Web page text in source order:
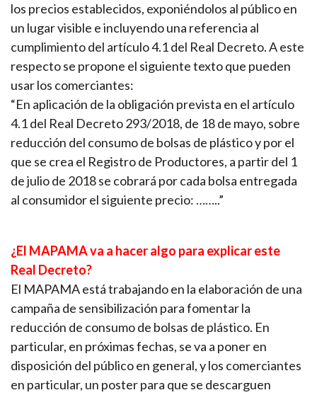
los precios establecidos, exponiéndolos al público en
un lugar visible e incluyendo una referencia al
cumplimiento del artículo 4.1 del Real Decreto. A este
respecto se propone el siguiente texto que pueden
usar los comerciantes:
“En aplicación de la obligación prevista en el artículo
4.1 del Real Decreto 293/2018, de 18 de mayo, sobre
reducción del consumo de bolsas de plástico y por el
que se crea el Registro de Productores, a partir del 1
de julio de 2018 se cobrará por cada bolsa entregada
al consumidor el siguiente precio: ……..”
¿El MAPAMA va a hacer algo para explicar este
Real Decreto?
El MAPAMA está trabajando en la elaboración de una
campaña de sensibilización para fomentar la
reducción de consumo de bolsas de plástico. En
particular, en próximas fechas, se va a poner en
disposición del público en general, y los comerciantes
en particular, un poster para que se descarguen